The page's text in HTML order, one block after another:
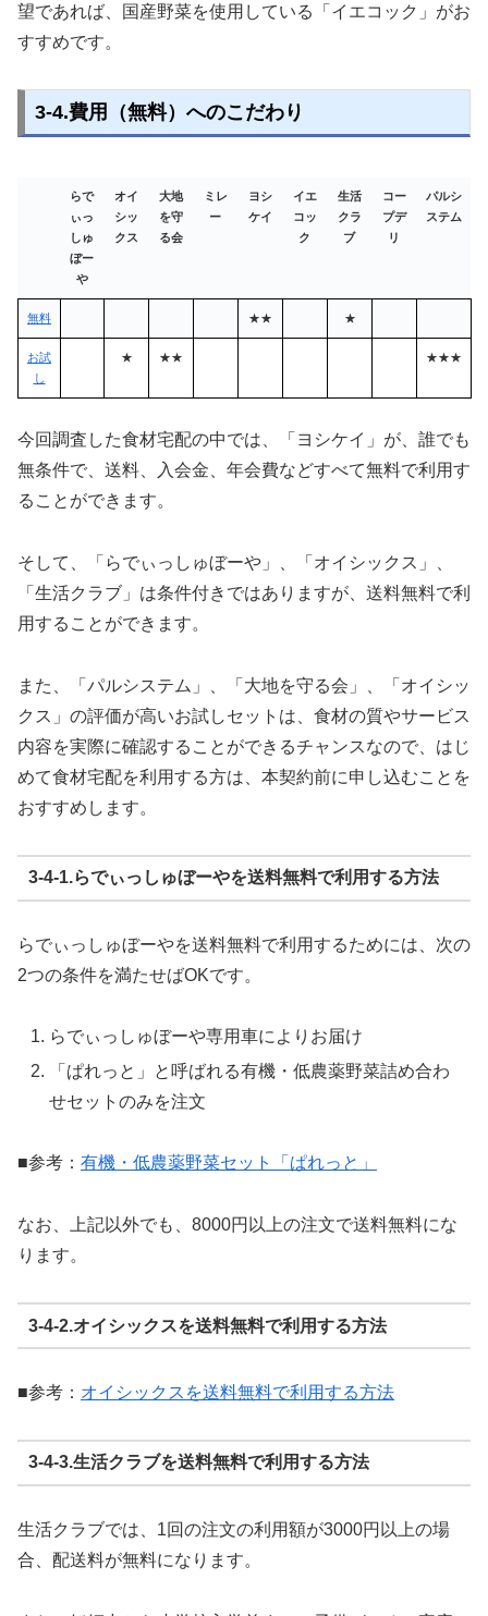
望であれば、国産野菜を使用している「イエコック」がお
すすめです。
3-4.費用（無料）へのこだわり
らで
ぃっ
しゅ
ぼー
や
オイ
シッ
クス
大地
を守
る会
ミレ
ー
ヨシ
ケイ
イエ
コッ
ク
生活
クラ
ブ
コー
プデ
リ
パルシ
ステム
無料 ★★ ★
お試
し
★ ★★ ★★★
今回調査した食材宅配の中では、「ヨシケイ」が、誰でも
無条件で、送料、入会金、年会費などすべて無料で利用す
ることができます。
そして、「らでぃっしゅぼーや」、「オイシックス」、
「生活クラブ」は条件付きではありますが、送料無料で利
用することができます。
また、「パルシステム」、「大地を守る会」、「オイシッ
クス」の評価が高いお試しセットは、食材の質やサービス
内容を実際に確認することができるチャンスなので、はじ
めて食材宅配を利用する方は、本契約前に申し込むことを
おすすめします。
3-4-1.らでぃっしゅぼーやを送料無料で利用する方法
らでぃっしゅぼーやを送料無料で利用するためには、次の
2つの条件を満たせばOKです。
らでぃっしゅぼーや専用車によりお届け
「ぱれっと」と呼ばれる有機・低農薬野菜詰め合わ
せセットのみを注文
■参考： 有機・低農薬野菜セット「ぱれっと」
なお、上記以外でも、8000円以上の注文で送料無料にな
ります。
3-4-2.オイシックスを送料無料で利用する方法
■参考： オイシックスを送料無料で利用する方法
3-4-3.生活クラブを送料無料で利用する方法
生活クラブでは、1回の注文の利用額が3000円以上の場
合、配送料が無料になります。